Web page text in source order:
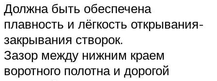
Должна быть обеспечена
плавность и лёгкость открывания-
закрывания створок.
Зазор между нижним краем
воротного полотна и дорогой